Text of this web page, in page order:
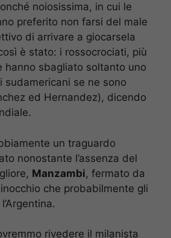
noiosissima, in cui le
preferito non farsi del male
di arrivare a giocarsela
è stato: i rossocrociati, più
hanno sbagliato soltanto uno
sudamericani se ne sono
ed Hernandez), dicendo
un traguardo
nonostante l’assenza del
Manzambi, fermato da
che probabilmente gli
rivedere il milanista